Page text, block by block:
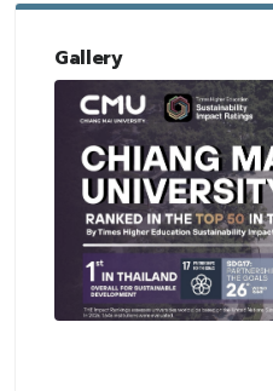
Gallery